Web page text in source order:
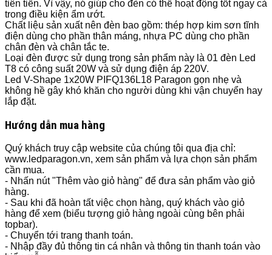
tiên tiến. Vì vậy, nó giúp cho đèn có thề hoạt động tốt ngay cả
trong điều kiện ẩm ướt.
Chất liệu sản xuất nên đèn bao gồm: thép hợp kim sơn tĩnh
điện dùng cho phần thân máng, nhựa PC dùng cho phần
chân đèn và chân tắc te.
Loại đèn được sử dụng trong sản phẩm này là 01 đèn Led
T8 có công suất 20W và sử dụng điện áp 220V.
Led V-Shape 1x20W PIFQ136L18 Paragon gọn nhẹ và
không hề gây khó khăn cho người dùng khi vận chuyển hay
lắp đặt.
Hướng dẫn mua hàng
Quý khách truy cập website của chúng tôi qua địa chỉ:
www.ledparagon.vn, xem sản phẩm và lựa chọn sản phẩm
cần mua.
- Nhấn nút "Thêm vào giỏ hàng" để đưa sản phẩm vào giỏ
hàng.
- Sau khi đã hoàn tất việc chọn hàng, quý khách vào giỏ
hàng để xem (biểu tượng giỏ hàng ngoài cùng bên phải
topbar).
- Chuyển tới trang thanh toán.
- Nhập đầy đủ thông tin cá nhân và thông tin thanh toán vào